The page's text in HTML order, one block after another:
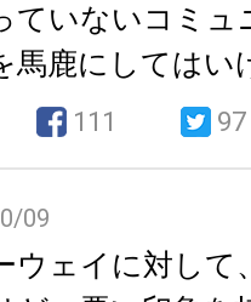
ていないコミュ
馬鹿にしてはい
111 97
09
ウェイに対して